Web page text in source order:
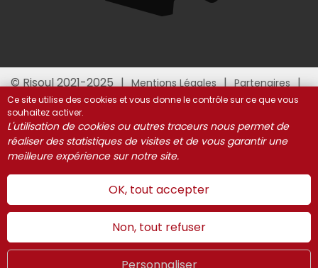
© Risoul 2021-2025 Mentions Légales
Partenaires
Gestion des cookies
Ce site utilise des cookies et vous donne le contrôle sur ce que vous
souhaitez activer.
L'utilisation de cookies ou autres traceurs nous permet de
réaliser des statistiques de visites et de vous garantir une
meilleure expérience sur notre site.
OK, tout accepter
Non, tout refuser